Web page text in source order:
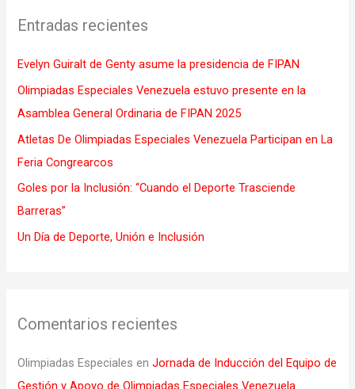
a
p
o
r
:
Entradas recientes
Evelyn Guiralt de Genty asume la presidencia de FIPAN
Olimpiadas Especiales Venezuela estuvo presente en la
Asamblea General Ordinaria de FIPAN 2025
Atletas De Olimpiadas Especiales Venezuela Participan en La
Feria Congrearcos
Goles por la Inclusión: “Cuando el Deporte Trasciende
Barreras”
Un Día de Deporte, Unión e Inclusión
Comentarios recientes
Olimpiadas Especiales enJornada de Inducción del Equipo de
Gestión y Apoyo de Olimpiadas Especiales Venezuela